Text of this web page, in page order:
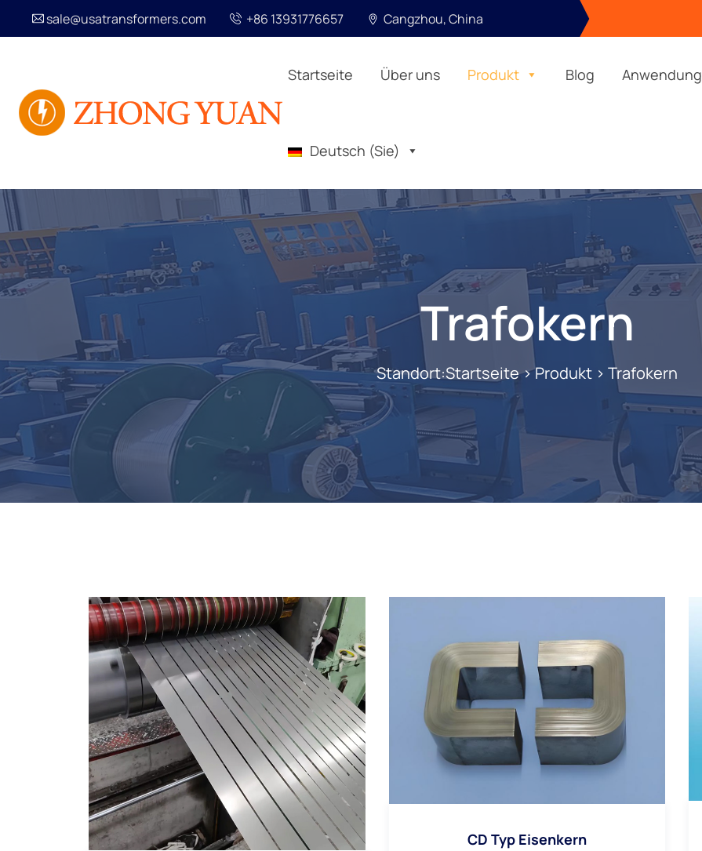
sale@usatransformers.com +86 13931776657 Cangzhou, China
Startseite Über uns Produkt Blog Anwendung
Deutsch (Sie)
Trafokern
Standort:Startseite>Produkt > Trafokern
CD Typ Eisenkern